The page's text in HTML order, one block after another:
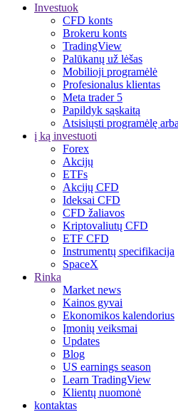
Investuok
CFD konts
Brokeru konts
TradingView
Palūkanų už lėšas
Mobilioji programėlė
Profesionalus klientas
Meta trader 5
Papildyk sąskaitą
Atsisiųsti programėlę
į ką investuoti
Forex
Akcijų
ETFs
Akcijų CFD
Ideksai CFD
CFD žaliavos
Kriptovaliutų CFD
ETF CFD
Instrumentų specifikacija
SpaceX
Rinka
Market news
Kainos gyvai
Ekonomikos kalendorius
Įmonių veiksmai
Updates
Blog
US earnings season
Learn TradingView
Klientų nuomonė
kontaktas